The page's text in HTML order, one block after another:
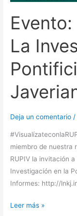
La
Deja un comentario /
miembro de nuestra
RUPIV la invitación
Investigación en la
Informes: http://
Leer más »